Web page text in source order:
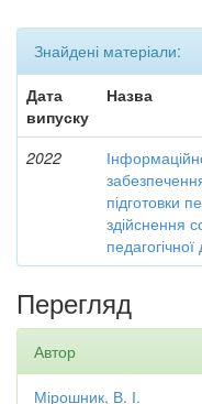
Знайдені матеріали:
Дата
випуску
Назва
2022
підготовки
здійснення
педагогічної
Перегляд
Автор
Мірошник, В. І.